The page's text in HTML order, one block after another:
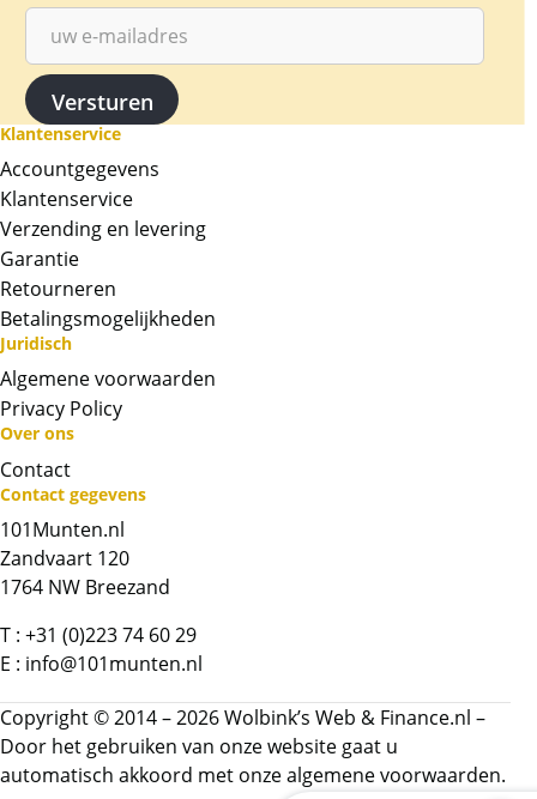
Chat met ons
Bel ons
Contactformulier
Klantenservice
Accountgegevens
Klantenservice
Verzending en levering
Garantie
Retourneren
Betalingsmogelijkheden
Juridisch
Algemene voorwaarden
Privacy Policy
Over ons
Contact
Contact gegevens
101Munten.nl
Zandvaart 120
1764 NW Breezand
T : +31 (0)223 74 60 29
E : info@101munten.nl
Copyright © 2014 – 2026 Wolbink’s Web & Finance.nl –
Door het gebruiken van onze website gaat u
automatisch akkoord met onzealgemene voorwaarden.